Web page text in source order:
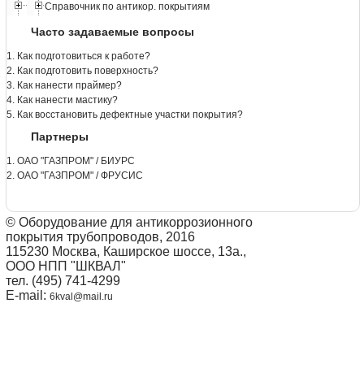
Справочник по антикор. покрытиям
Часто задаваемые вопросы
1. Как подготовиться к работе?
2. Как подготовить поверхность?
3. Как нанести праймер?
4. Как нанести мастику?
5. Как восстановить дефектные участки покрытия?
Партнеры
1. ОАО "ГАЗПРОМ" / БИУРС
2. ОАО "ГАЗПРОМ" / ФРУСИС
© Оборудование для антикоррозионного
покрытия трубопроводов, 2016
115230 Москва, Каширское шоссе, 13а.,
ООО НПП "ШКВАЛ"
тел. (495) 741-4299
E-mail: 6kval@mail.ru